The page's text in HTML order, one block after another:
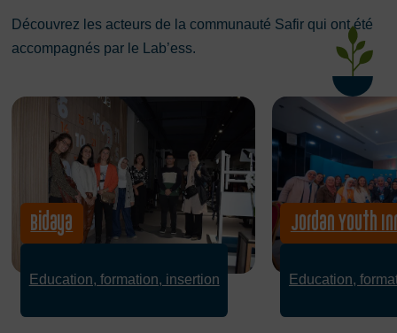
Découvrez les acteurs de la communauté Safir qui ont été
accompagnés par le Lab’ess.
Bidaya
Education, formation, insertion
Jordan Youth
Education,